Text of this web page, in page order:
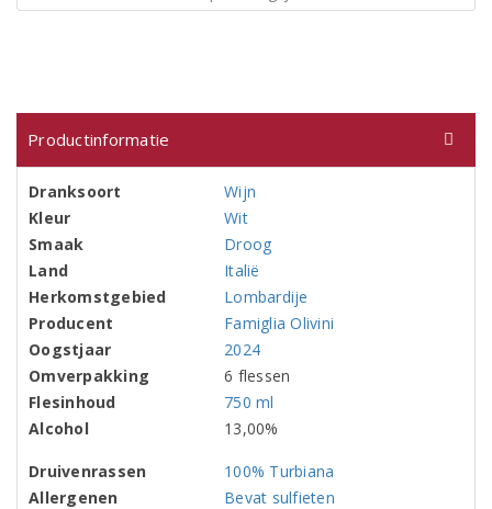
Productinformatie
Dranksoort
Wijn
Kleur
Wit
Smaak
Droog
Land
Italië
Herkomstgebied
Lombardije
Producent
Famiglia Olivini
Oogstjaar
2024
Omverpakking
6 flessen
Flesinhoud
750 ml
Alcohol
13,00%
Druivenrassen
100% Turbiana
Allergenen
Bevat sulfieten